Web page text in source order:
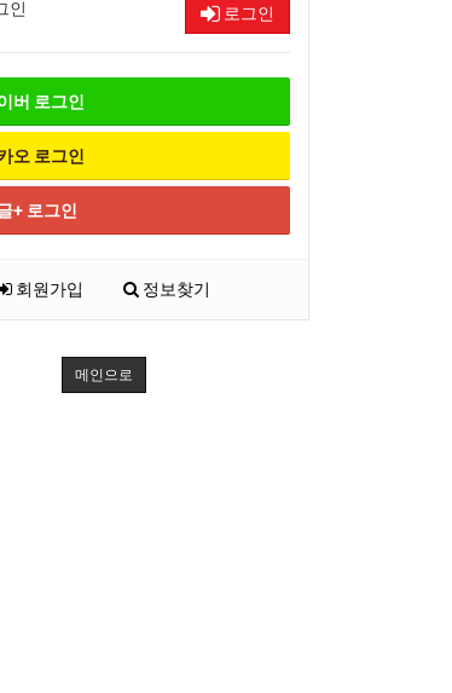
인 로그인
버 로그인
오 로그인
+ 로그인
회원가입 정보찾기
메인으로